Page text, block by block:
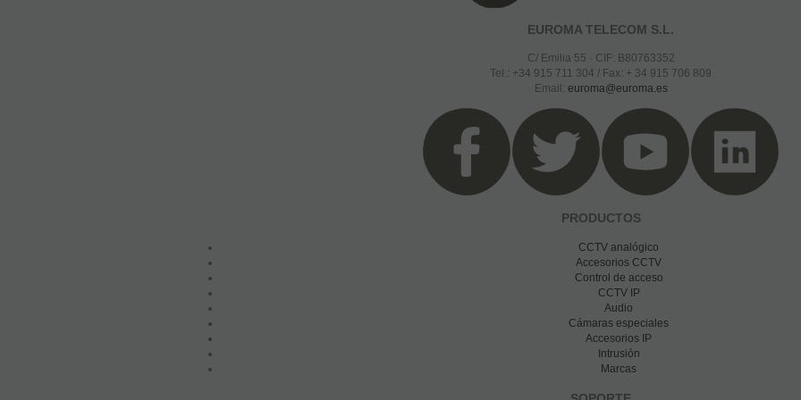
EUROMA TELECOM S.L.
C/ Emilia 55 · CIF: B80763352
Tel.: +34 915 711 304 / Fax: + 34 915 706 809
Email: euroma@euroma.es
PRODUCTOS
CCTV analógico
Accesorios CCTV
Control de acceso
CCTV IP
Audio
Cámaras especiales
Accesorios IP
Intrusión
Marcas